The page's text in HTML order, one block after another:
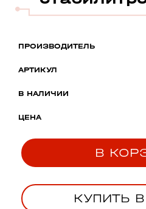
ПРОИЗВОДИТЕЛЬ
АРТИКУЛ
В НАЛИЧИИ
ЦЕНА
В
КУПИТЬ